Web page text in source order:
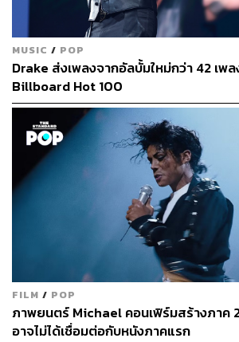
MUSIC / POP
Drake ส่งเพลงจากอัลบั้มใหม่กว่า 42 เพ
Billboard Hot 100
FILM / POP
ภาพยนตร์ Michael คอนเฟิร์มสร้างภาค
อาจไม่ได้เชื่อมต่อกับหนังภาคแรก